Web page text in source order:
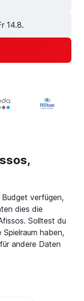
14.8.
verfügen,
dies die
Solltest du
haben,
andere Daten